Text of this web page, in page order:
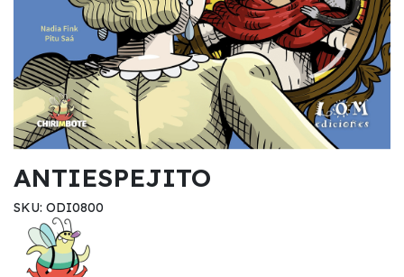
ANTIESPEJITO
SKU: ODI0800